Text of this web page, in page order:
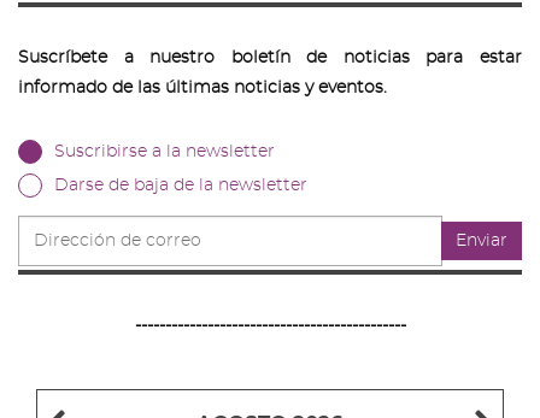
Suscríbete a nuestro boletín de noticias para estar
informado de las últimas noticias y eventos.
Suscribirse a la newsletter
Darse de baja de la newsletter
de
correo
Enviar
---------------------------------------------